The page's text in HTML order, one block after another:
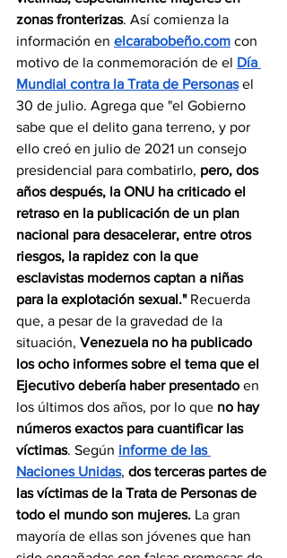
zonas fronterizas. Así comienza la
información en elcarabobeño.com con
motivo de la conmemoración de el Día
Mundial contra la Trata de Personas el
30 de julio. Agrega que "el Gobierno
sabe que el delito gana terreno, y por
ello creó en julio de 2021 un consejo
presidencial para combatirlo, pero, dos
años después, la ONU ha criticado el
retraso en la publicación de un plan
nacional para desacelerar, entre otros
riesgos, la rapidez con la que
esclavistas modernos captan a niñas
para la explotación sexual." Recuerda
que, a pesar de la gravedad de la
situación, Venezuela no ha publicado
los ocho informes sobre el tema que el
Ejecutivo debería haber presentado en
los últimos dos años, por lo que no hay
números exactos para cuantificar las
víctimas. Según informe de las
Naciones Unidas, dos terceras partes de
las víctimas de la Trata de Personas de
todo el mundo son mujeres. La gran
mayoría de ellas son jóvenes que han